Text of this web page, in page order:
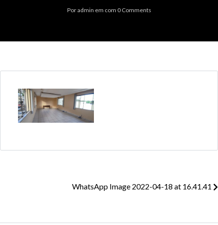
Poradmin em com 0 Comments
WhatsApp Image 2022-04-18 at 16.41.41